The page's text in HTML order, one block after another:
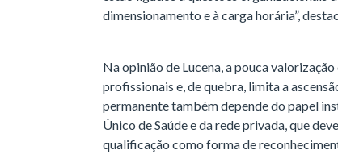
dimensionamento e à carga horária”,
Na opinião de Lucena, a pouca
profissionais e, de quebra, limita a
permanente também depende do papel
Único de Saúde e da rede privada, que
qualificação como forma de